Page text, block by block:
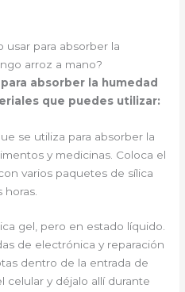
usar para absorber la
arroz a mano?
absorber la humedad
que puedes utilizar:
se utiliza para absorber la
y medicinas. Coloca el
varios paquetes de sílica
horas.
gel, pero en estado líquido.
de electrónica y reparación
dentro de la entrada de
celular y déjalo allí durante